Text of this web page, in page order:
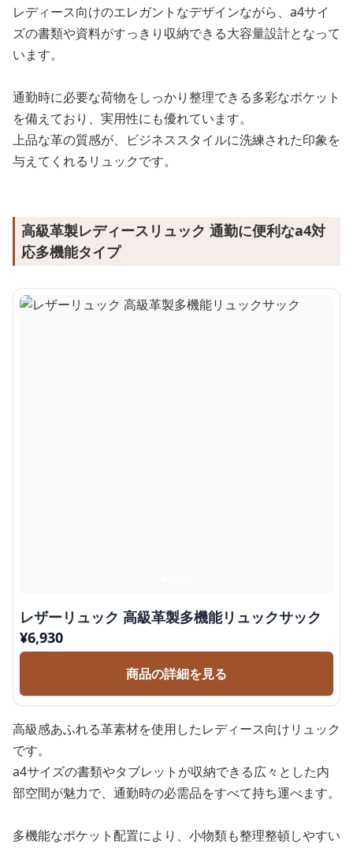
レディース向けのエレガントなデザインながら、a4サイ
ズの書類や資料がすっきり収納できる大容量設計となって
います。
通勤時に必要な荷物をしっかり整理できる多彩なポケット
を備えており、実用性にも優れています。
上品な革の質感が、ビジネススタイルに洗練された印象を
与えてくれるリュックです。
高級革製レディースリュック 通勤に便利なa4対
応多機能タイプ
レザーリュック 高級革製多機能リュックサック
¥6,930
商品の詳細を見る
高級感あふれる革素材を使用したレディース向けリュック
です。
a4サイズの書類やタブレットが収納できる広々とした内
部空間が魅力で、通勤時の必需品をすべて持ち運べます。
多機能なポケット配置により、小物類も整理整頓しやすい